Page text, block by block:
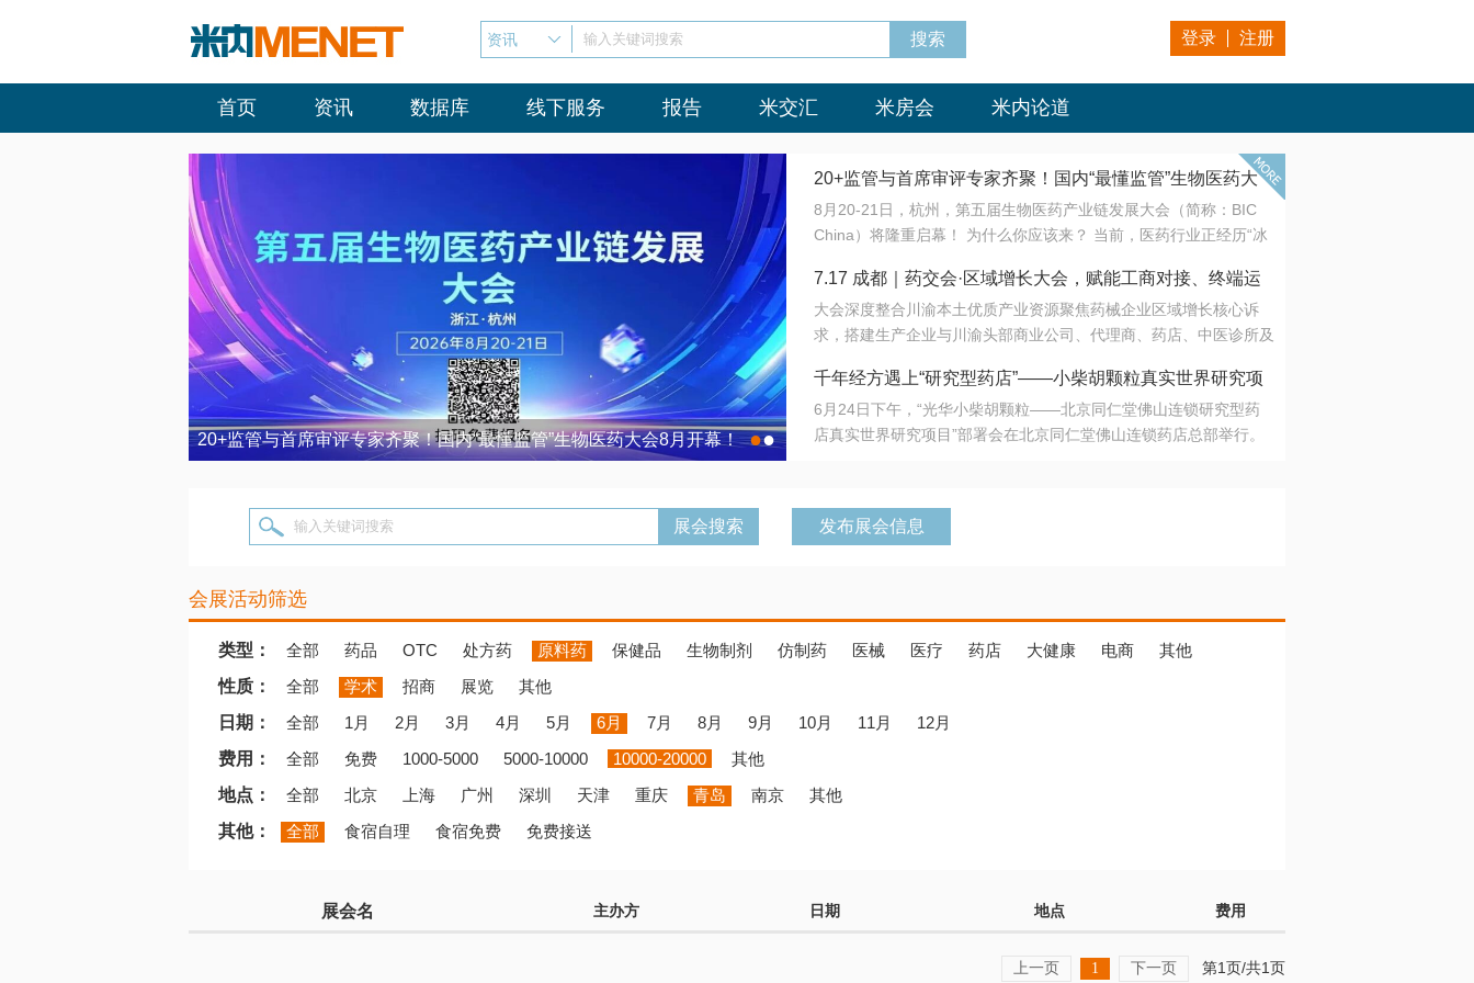
资讯 输入关键词搜索 登录 注册
首页 资讯 数据库 线下服务 报告 米交汇 米房会 米内论道
20+监管与首席审评专家齐聚！国内“最懂监管”生物医药大会8月开幕！ 7.17 成都｜药交会·区域增长大会，赋能工商对接、终端运营
●●
20+监管与首席审评专家齐聚！国内“最懂监管”生物医药大
会8月开幕！
8月20-21日，杭州，第五届生物医药产业链发展大会（简称：BIC
China）将隆重启幕！ 为什么你应该来？ 当前，医药行业正经历“冰
法正重新定义研发效率；另一端是创新药“最后一公里”的支付与入院
难题，呼唤更成熟的产业生态。 同质化“内卷”已无出路，全产业链协
同与出海能力建设才是破局关键。 本届大会以 “重构生态，定义未
算力突围；从中药创新、复杂药物制剂、CGT、多肽与小核酸的技
术攻坚，到CDMO的柔性智造。 我们致力于打破壁垒，让“实验
室”与“生产线”、“研发端”与“支付端”深度对话，更让监管、产业、资
7.17 成都｜药交会·区域增长大会，赋能工商对接、终端运
营
大会深度整合川渝本土优质产业资源聚焦药械企业区域增长核心诉
求，搭建生产企业与川渝头部商业公司、代理商、药店、中医诊所及
域增量份额夯实西南市场战略布局
千年经方遇上“研究型药店”——小柴胡颗粒真实世界研究项
目在北京同仁堂佛山连锁启动
6月24日下午，“光华小柴胡颗粒——北京同仁堂佛山连锁研究型药
店真实世界研究项目”部署会在北京同仁堂佛山连锁药店总部举行。
输入关键词搜索 发布展会信息
会展活动筛选
类型： 全部 药品 OTC 处方药 原料药 保健品 生物制剂 仿制药 医械 医疗 药店 大健康 电商
其他
性质：
全部 学术 招商 展览
其他
日期：
全部 1月 2月 3月 4月 5月 6月 7月 8月 9月 10月 11月
12月
费用：
全部 免费 1000-5000 5000-10000 10000-20000
其他
地点：
全部 北京 上海 广州 深圳 天津 重庆 青岛 南京
其他
其他：
全部 食宿自理 食宿免费 免费接送
展会名 主办方 日期 地点 费用
上一页 1 下一页 第1页/共1页